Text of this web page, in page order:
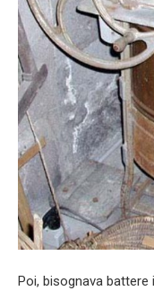
Poi, bisognava